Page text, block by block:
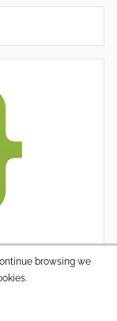
browsing we